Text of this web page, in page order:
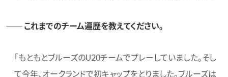
── これまでのチーム遍歴を教えてください。
「もともとブルーズのU20チームでプレーしていました。そし
て今年、オークランドで初キャップをとりました。ブルーズは